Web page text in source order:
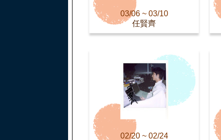
03/06 ~ 03/10
任賢齊
02/20 ~ 02/24